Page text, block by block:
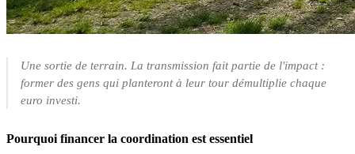
Une sortie de terrain. La transmission fait partie de l'impact :
former des gens qui planteront à leur tour démultiplie chaque
euro investi.
Pourquoi financer la coordination est essentiel